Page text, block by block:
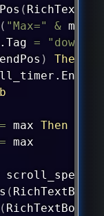
(
( "Max=" & max
= "down"
)
Then
max Then
= max
scroll_speed
(
(